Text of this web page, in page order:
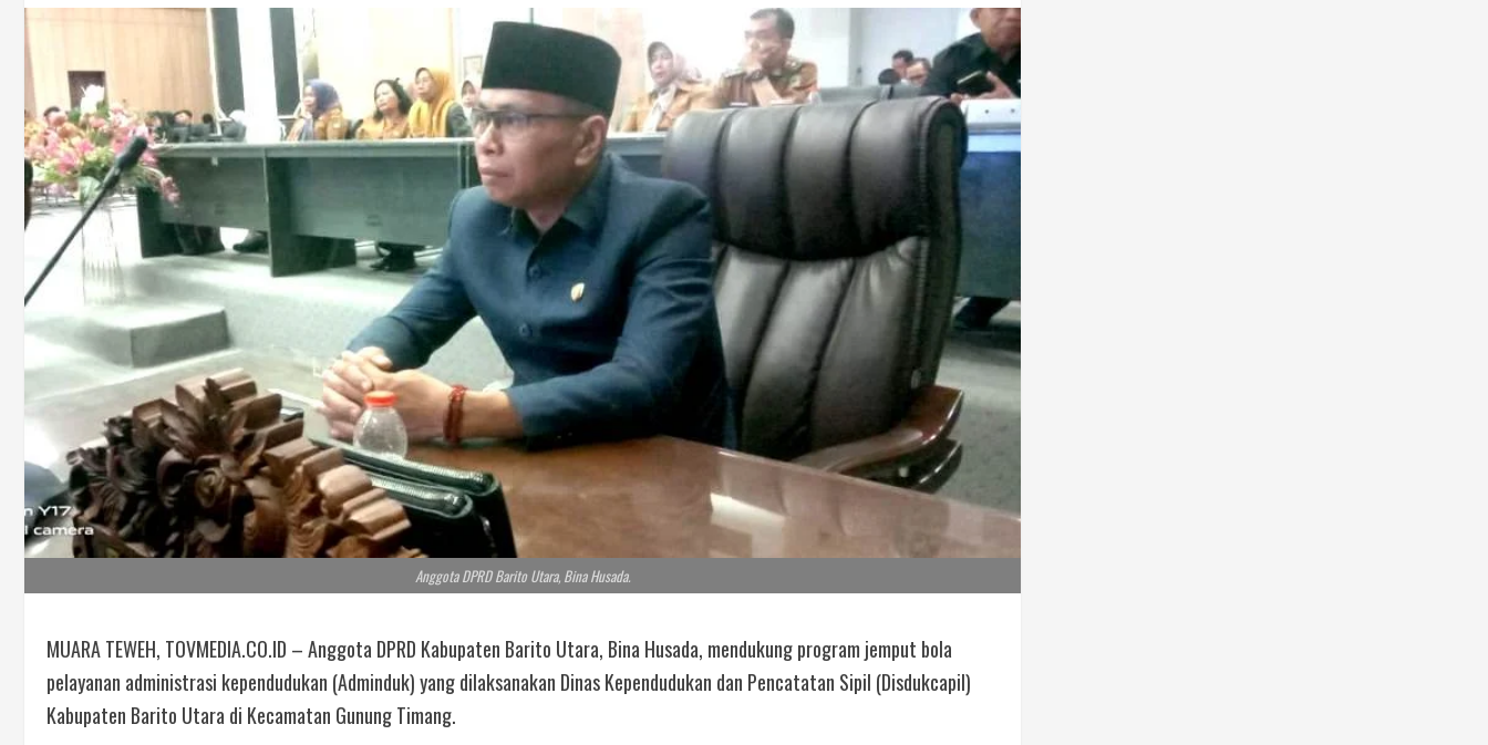
Anggota DPRD Barito Utara, Bina Husada.
MUARA TEWEH, TOVMEDIA.CO.ID – Anggota DPRD Kabupaten Barito Utara, Bina Husada, mendukung program jemput bola
pelayanan administrasi kependudukan (Adminduk) yang dilaksanakan Dinas Kependudukan dan Pencatatan Sipil (Disdukcapil)
Kabupaten Barito Utara di Kecamatan Gunung Timang.